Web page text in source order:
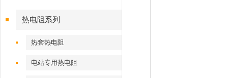
热电阻系列
热套热电阻
电站专用热电阻